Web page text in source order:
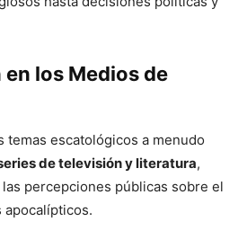
los Medios de
temas escatológicos a menudo
de televisión y literatura,
percepciones públicas sobre el